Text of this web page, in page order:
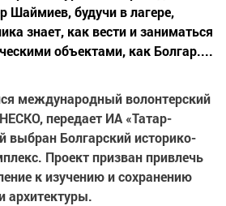
Шаймиев, будучи в лагере,
знает, как вести и заниматься
объектами, как Болгар....
международный волонтерский
передает ИА «Татар-
Болгарский историко-
Проект призван привлечь
к изучению и сохранению
архитектуры.